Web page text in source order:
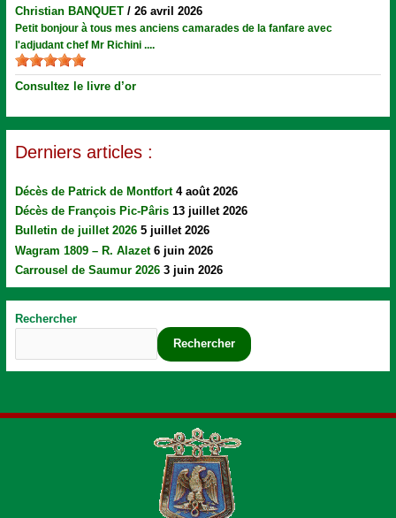
Christian BANQUET /26 avril 2026
Petit bonjour à tous mes anciens camarades de la fanfare avec
l'adjudant chef Mr Richini ....
Consultez le livre d’or
Derniers articles :
Décès de Patrick de Montfort 4 août 2026
Décès de François Pic-Pâris 13 juillet 2026
Bulletin de juillet 2026 5 juillet 2026
Wagram 1809 – R. Alazet 6 juin 2026
Carrousel de Saumur 2026 3 juin 2026
Rechercher
Rechercher